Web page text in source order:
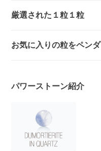
厳選された１粒１粒
お気に入りの粒をペン
パワーストーン紹介